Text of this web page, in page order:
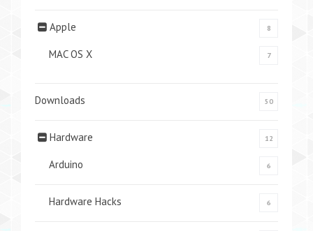
Apple 8
MAC OS X 7
Downloads 50
Hardware 12
Arduino 6
Hardware Hacks 6